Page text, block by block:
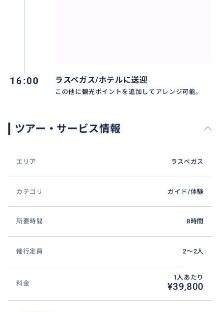
16:00 ラスベガス/ホテルに送迎
この他に観光ポイントを追加してアレンジ可能。
ツアー・サービス情報
エリア ラスベガス
カテゴリ ガイド/体験
所要時間 8時間
催行定員 2〜2人
料金
1人あたり
¥39,800